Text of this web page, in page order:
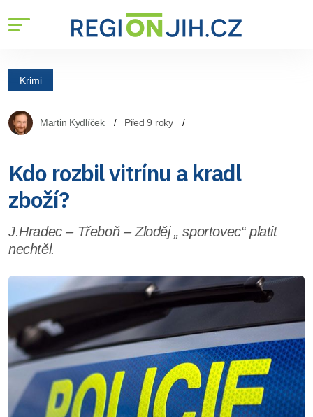
Krimi
Martin Kydlíček Před 9 roky
Kdo rozbil vitrínu a kradl
zboží?
J.Hradec – Třeboň – Zloděj „ sportovec“ platit
nechtěl.